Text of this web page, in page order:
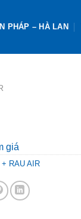
PHÁP – HÀ LAN
giá
RAU AIR